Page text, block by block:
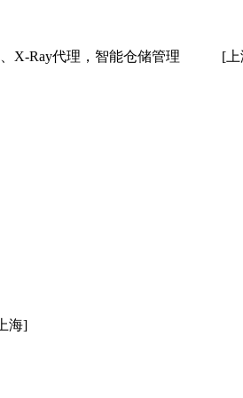
X-Ray代理，智能仓储管理
[
海]